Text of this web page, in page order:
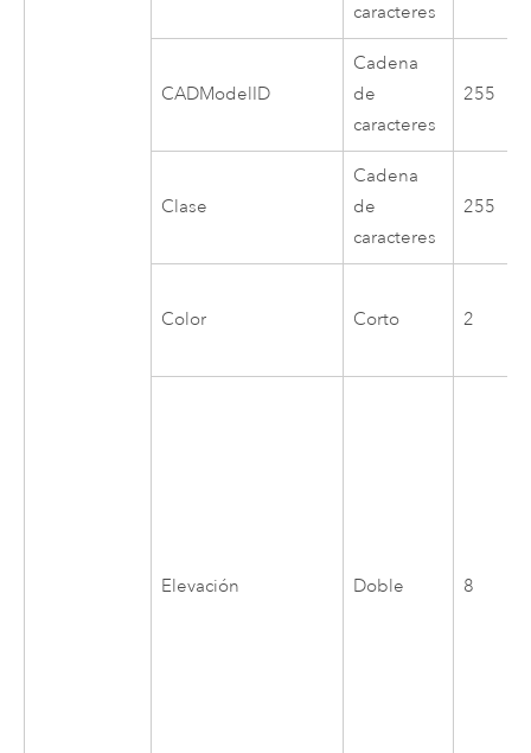
caracteres
CADModelID
Cadena
de
caracteres
255
Clase
Cadena
de
caracteres
255
Color Corto 2
Elevación Doble 8